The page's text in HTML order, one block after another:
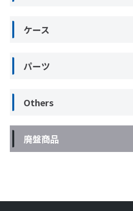
ケース
パーツ
Others
廃盤商品